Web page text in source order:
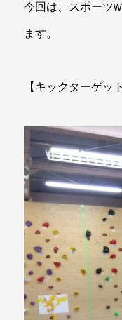
今回は、スポーツ
ます。
【キックターゲッ